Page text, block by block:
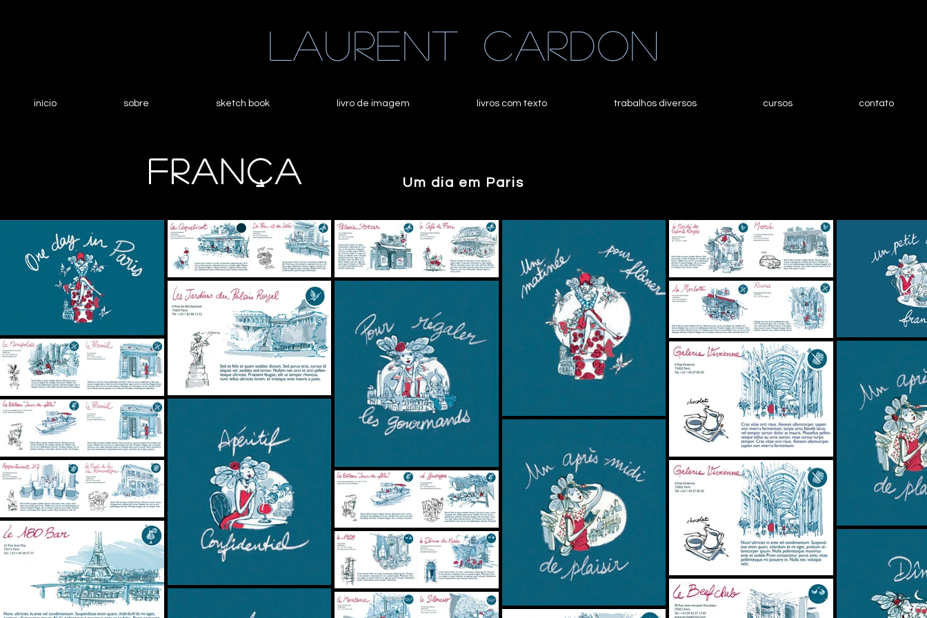
Laurent cardon
início sobre sketch book livro de imagem livros com texto trabalhos diversos cursos contato
França Um dia em Paris